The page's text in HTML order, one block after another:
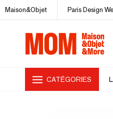
Maison&Objet Paris Design
CATÉGORIES